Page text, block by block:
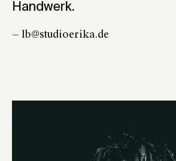
Handwerk.
— lb@studioerika.de